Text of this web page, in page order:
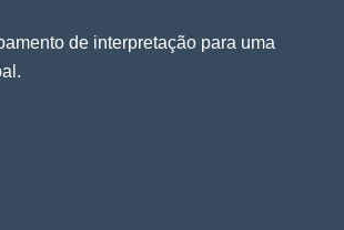
de interpretação para uma